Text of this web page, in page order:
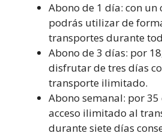
Abono de 1 día: con un
podrás utilizar de
transportes durante
Abono de 3 días: por
disfrutar de tres días
transporte ilimitado.
Abono semanal: por
acceso ilimitado al
durante siete días